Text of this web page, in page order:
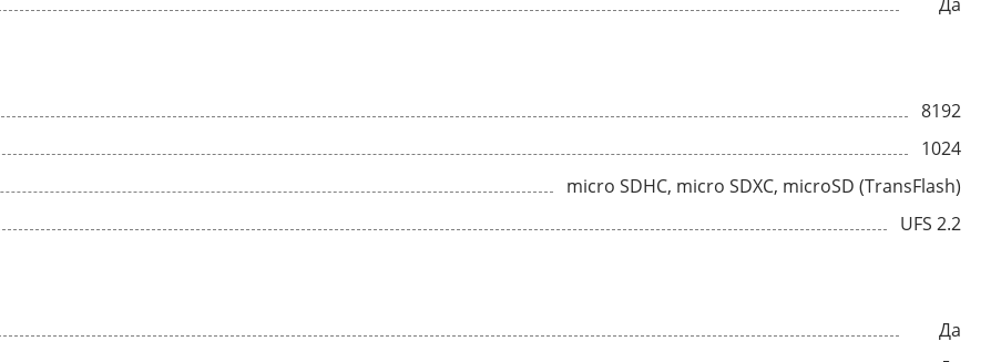
8192
1024
micro SDHC, micro SDXC, microSD (TransFlash)
UFS 2.2
Да